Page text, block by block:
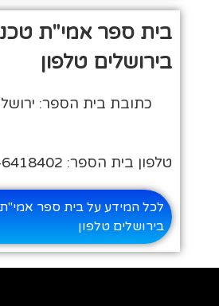
בית ספר אמי"ת
בירושלים טלפון
כתובת בית הספר:
טלפון בית הספר: 02-6418402
לכל המידע על בית ספר אמי"ת
בירושלים טלפון